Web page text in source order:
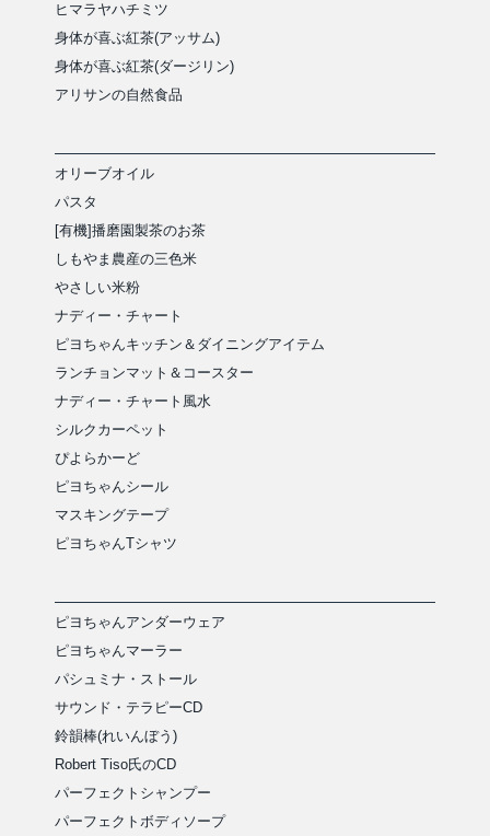
ヒマラヤハチミツ
身体が喜ぶ紅茶(アッサム)
身体が喜ぶ紅茶(ダージリン)
アリサンの自然食品
オリーブオイル
パスタ
[有機]播磨園製茶のお茶
しもやま農産の三色米
やさしい米粉
ナディー・チャート
ピヨちゃんキッチン＆ダイニングアイテム
ランチョンマット＆コースター
ナディー・チャート風水
シルクカーペット
ぴよらかーど
ピヨちゃんシール
マスキングテープ
ピヨちゃんTシャツ
ピヨちゃんアンダーウェア
ピヨちゃんマーラー
パシュミナ・ストール
サウンド・テラピーCD
鈴韻棒(れいんぼう)
Robert Tiso氏のCD
パーフェクトシャンプー
パーフェクトボディソープ